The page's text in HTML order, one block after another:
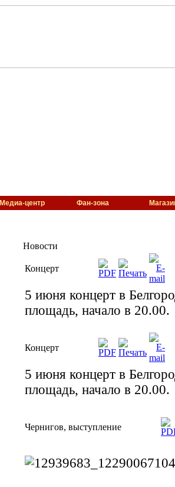
Медиа-центр Фан-зона
Новости
Концерт
5 июня концерт в
площадь, начало в 20.00.
Концерт
5 июня концерт в
площадь, начало в 20.00.
Чернигов, выступление